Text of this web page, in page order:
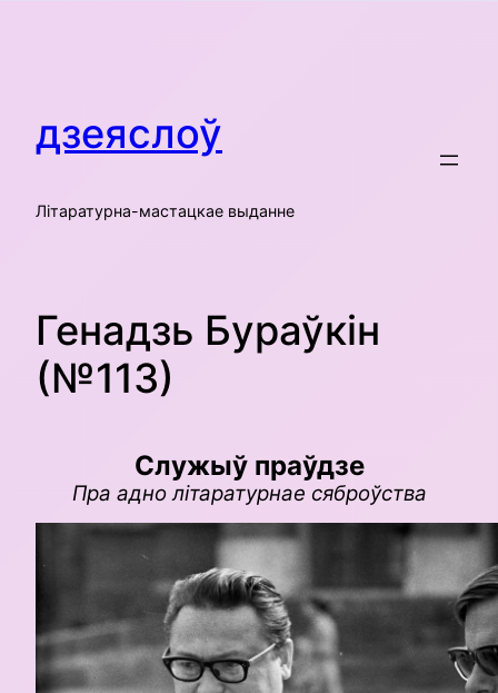
дзеяслоў
Літаратурна-мастацкае выданне
Генадзь Бураўкін
(№113)
Служыў праўдзе
Пра адно літаратурнае сяброўства